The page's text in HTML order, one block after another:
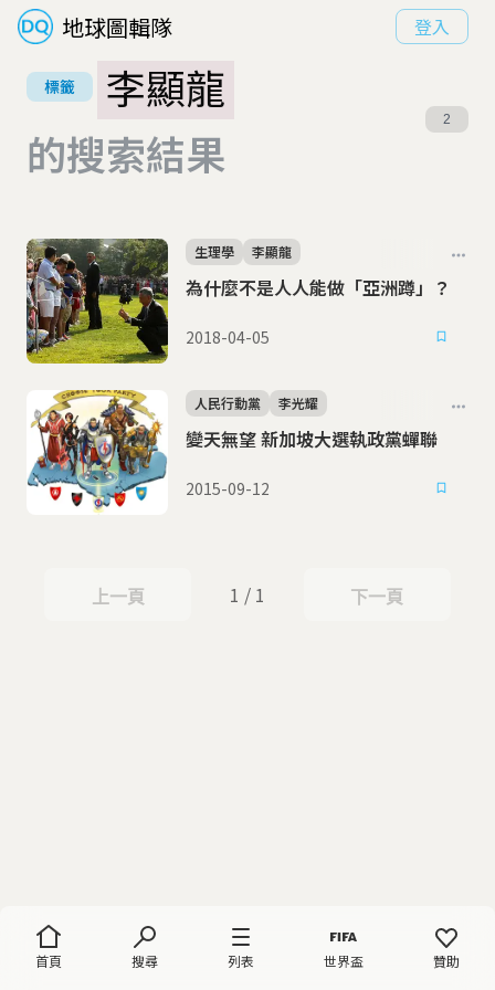
地球圖輯隊 登入
首頁 搜尋 列表 世界盃 贊助
標籤
李顯龍
的搜索結果
2
為什麼不是人人能做「亞洲蹲」？
生理學 李顯龍
2018-04-05
變天無望 新加坡大選執政黨蟬聯
人民行動黨 李光耀
2015-09-12
上一頁
上一頁 1 / 1 下一頁
下一頁